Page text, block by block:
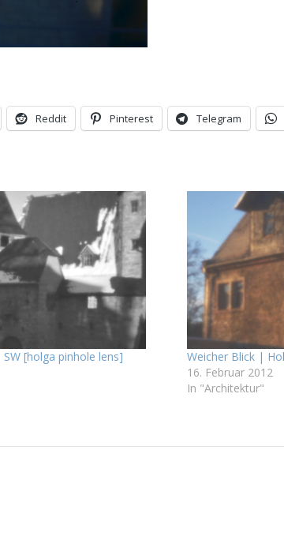
Reddit Pinterest Telegram
[holga pinhole lens]
Weicher Blick |
16. Februar 2012
In "Architektur"